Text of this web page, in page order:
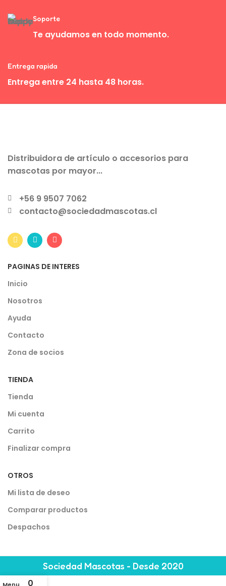
Soporte
Te ayudamos en todo momento.
Entrega rapida
Entrega entre 24 hasta 48 horas.
Distribuidora de artículo o accesorios para
mascotas por mayor...
+56 9 9507 7062
contacto@sociedadmascotas.cl
PAGINAS DE INTERES
Inicio
Nosotros
Ayuda
Contacto
Zona de socios
TIENDA
Tienda
Mi cuenta
Carrito
Finalizar compra
OTROS
Mi lista de deseo
Comparar productos
Despachos
Sociedad Mascotas - Desde 2020
Menu 0